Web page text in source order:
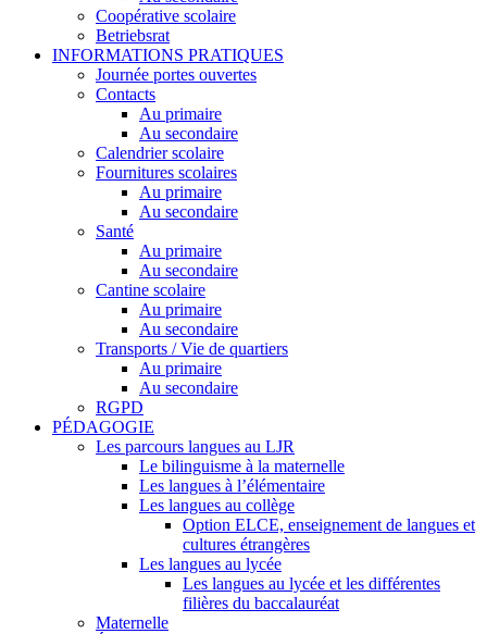
Coopérative scolaire
Betriebsrat
INFORMATIONS PRATIQUES
Journée portes ouvertes
Contacts
Au primaire
Au secondaire
Calendrier scolaire
Fournitures scolaires
Au primaire
Au secondaire
Santé
Au primaire
Au secondaire
Cantine scolaire
Au primaire
Au secondaire
Transports / Vie de quartiers
Au primaire
Au secondaire
RGPD
PÉDAGOGIE
Les parcours langues au LJR
Le bilinguisme à la maternelle
Les langues à l’élémentaire
Les langues au collège
Option ELCE, enseignement de langues et
cultures étrangères
Les langues au lycée
Les langues au lycée et les différentes
filières du baccalauréat
Maternelle